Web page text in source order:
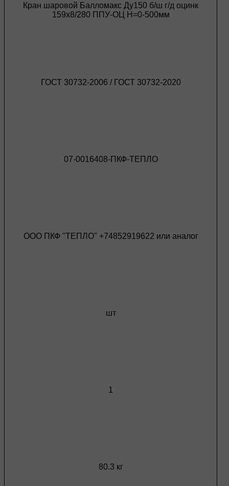
Кран шаровой Балломакс Ду150 б/ш г/д оцинк
159х8/280 ППУ-ОЦ H=0-500мм
ГОСТ 30732-2006 / ГОСТ 30732-2020
07-0016408-ПКФ-ТЕПЛО
ООО ПКФ "ТЕПЛО" +74852919622 или аналог
шт
1
80.3 кг